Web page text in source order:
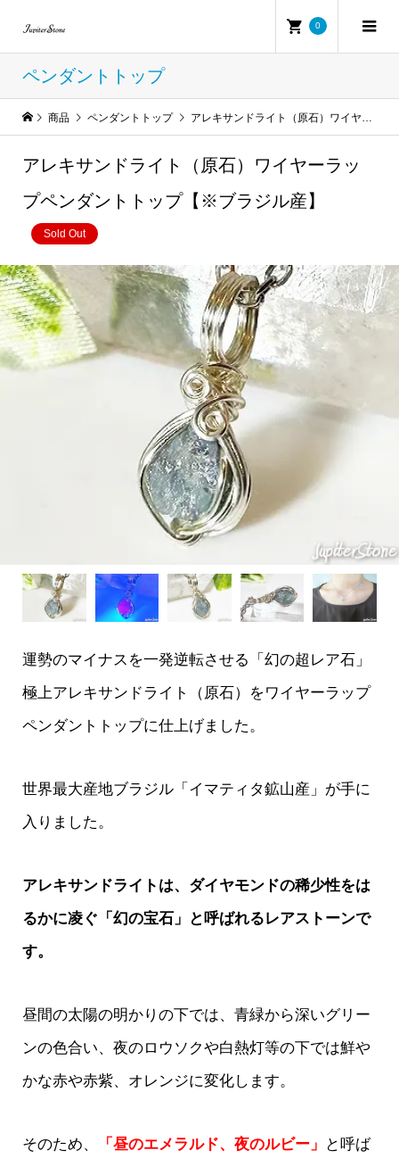
0
ペンダントトップ
商品 ペンダントトップ アレキサンドライト（原石）ワイヤーラップペンダントトップ【※ブラジル産】
アレキサンドライト（原石）ワイヤーラッ
プペンダントトップ【※ブラジル産】
Sold Out
運勢のマイナスを一発逆転させる「幻の超レア石」
極上アレキサンドライト（原石）をワイヤーラップ
ペンダントトップに仕上げました。
世界最大産地ブラジル「イマティタ鉱山産」が手に
入りました。
アレキサンドライトは、ダイヤモンドの稀少性をは
るかに凌ぐ「幻の宝石」と呼ばれるレアストーンで
す。
昼間の太陽の明かりの下では、青緑から深いグリー
ンの色合い、夜のロウソクや白熱灯等の下では鮮や
かな赤や赤紫、オレンジに変化します。
そのため、 「昼のエメラルド、夜のルビー」
と呼ば